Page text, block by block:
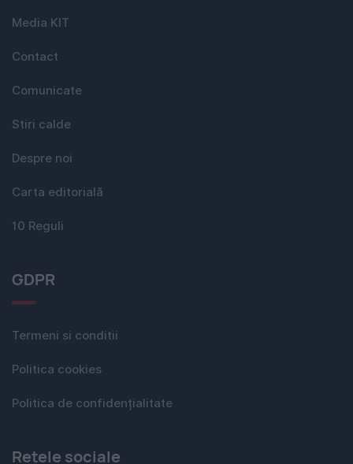
Media KIT
Contact
Comunicate
Stiri calde
Despre noi
Carta editorială
10 Reguli
GDPR
Termeni si conditii
Politica cookies
Politica de confidențialitate
Rețele sociale